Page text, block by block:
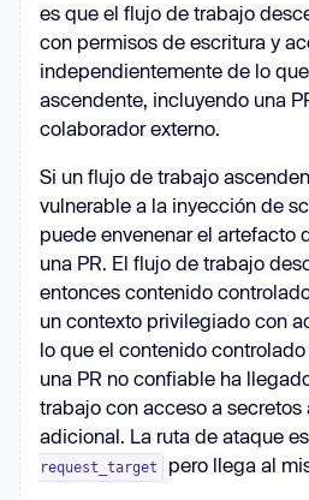
es que el flujo de trabajo
con permisos de escritura y
independientemente de lo
ascendente, incluyendo una
colaborador externo.
Si un flujo de trabajo
vulnerable a la inyección de
puede envenenar el artefacto
una PR. El flujo de trabajo
entonces contenido
un contexto privilegiado con
lo que el contenido
una PR no confiable ha
trabajo con acceso a secretos
adicional. La ruta de ataque
request_target
pero llega al